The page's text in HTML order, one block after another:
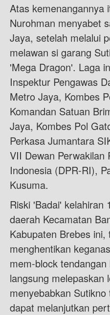
Atas kemenangannya
Nurohman menyabet
Jaya, setelah melalui
melawan si garang
'Mega Dragon'. Laga
Inspektur Pengawas
Metro Jaya, Kombes
Komandan Satuan
Jaya, Kombes Pol
Perkasa Jumantara
VII Dewan Perwakilan
Indonesia (DPR-RI),
Kusuma.
Riski 'Badai' kelahiran
daerah Kecamatan
Kabupaten Brebes
menghentikan
mem-block
langsung melepaskan
menyebabkan
dapat melanjutkan